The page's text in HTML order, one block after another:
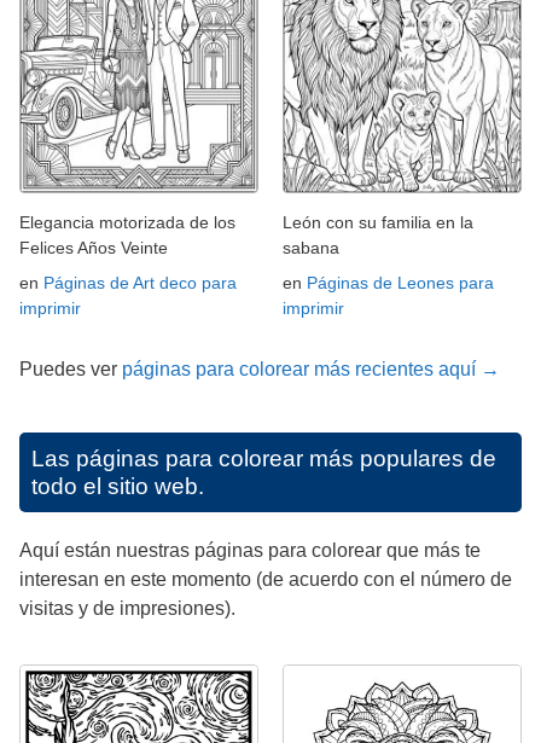
Elegancia motorizada de los
Felices Años Veinte
en Páginas de Art deco para
imprimir
León con su familia en la
sabana
en Páginas de Leones para
imprimir
Puedes ver páginas para colorear más recientes aquí →
Las páginas para colorear más populares de
todo el sitio web.
Aquí están nuestras páginas para colorear que más te
interesan en este momento (de acuerdo con el número de
visitas y de impresiones).